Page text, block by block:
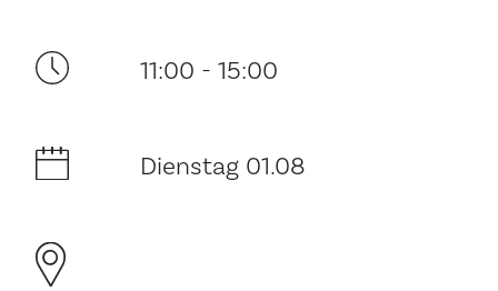
Musikk
Historie og arkitektur
11:00 - 15:00
Dienstag 01.08